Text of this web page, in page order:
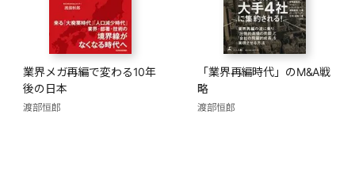
業界メガ再編で変わる10年
後の日本
渡部恒郎
「業界再編時代」のM&A戦
略
渡部恒郎